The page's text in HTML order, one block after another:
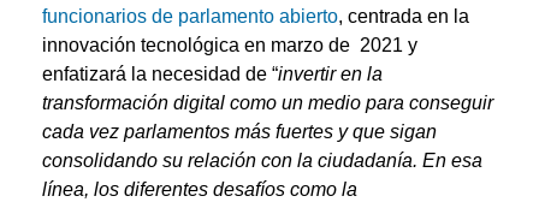
funcionarios de parlamento abierto, centrada en la
innovación tecnológica en marzo de 2021 y
enfatizará la necesidad de “invertir en la
transformación digital como un medio para conseguir
cada vez parlamentos más fuertes y que sigan
consolidando su relación con la ciudadanía. En esa
línea, los diferentes desafíos como la